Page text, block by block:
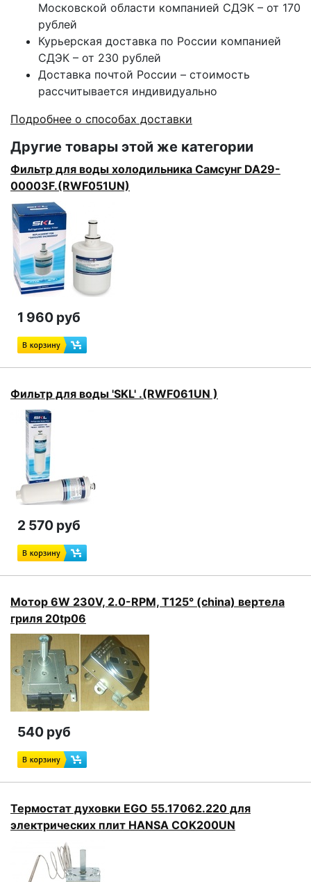
Московской области компанией СДЭК – от 170
рублей
Курьерская доставка по России компанией
СДЭК – от 230 рублей
Доставка почтой России – стоимость
рассчитывается индивидуально
Подробнее о способах доставки
Другие товары этой же категории
Фильтр для воды холодильника Самсунг DA29-
00003F.(RWF051UN)
1 960 руб
Фильтр для воды 'SKL' .(RWF061UN )
2 570 руб
Мотор 6W 230V, 2.0-RPM, T125° (china) вертела
гриля 20tp06
540 руб
Термостат духовки EGO 55.17062.220 для
электрических плит HANSA COK200UN